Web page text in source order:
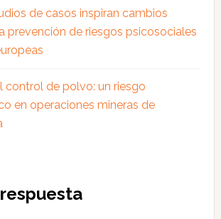
de casos inspiran cambios
prevención de riesgos psicosociales
control de polvo: un riesgo
en operaciones mineras de